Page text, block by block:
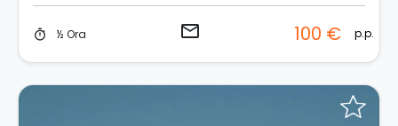
timer ½ Ora email 100 € p.p.